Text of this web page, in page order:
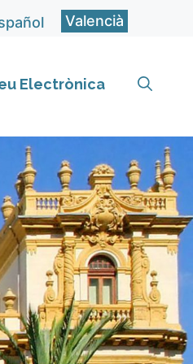
Valencià
Electrònica